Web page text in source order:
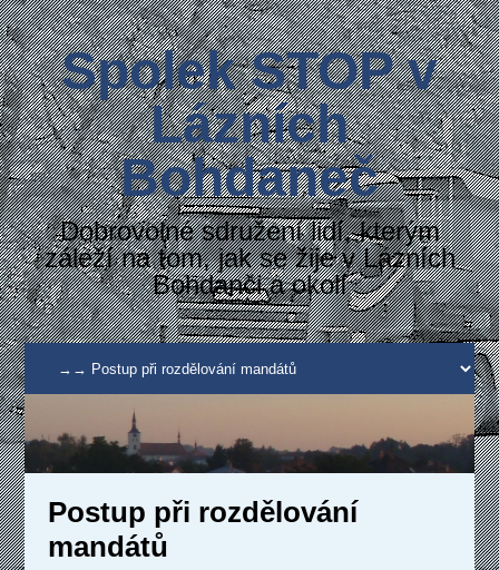
Spolek STOP v
Lázních
Bohdaneč
Dobrovolné sdružení lidí, kterým
záleží na tom, jak se žije v Lázních
Bohdanči a okolí
Postup při rozdělování
mandátů